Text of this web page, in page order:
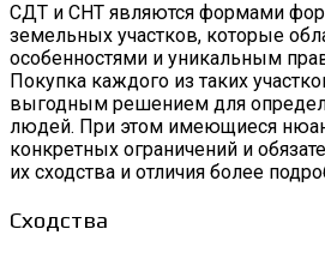
СДТ и СНТ являются формами
земельных участков, которые
особенностями и уникальным
Покупка каждого из таких
выгодным решением для
людей. При этом имеющиеся
конкретных ограничений и
их сходства и отличия более
Сходства